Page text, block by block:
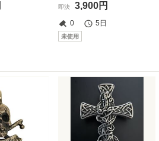
即決 3,900円
0 5日
未使用